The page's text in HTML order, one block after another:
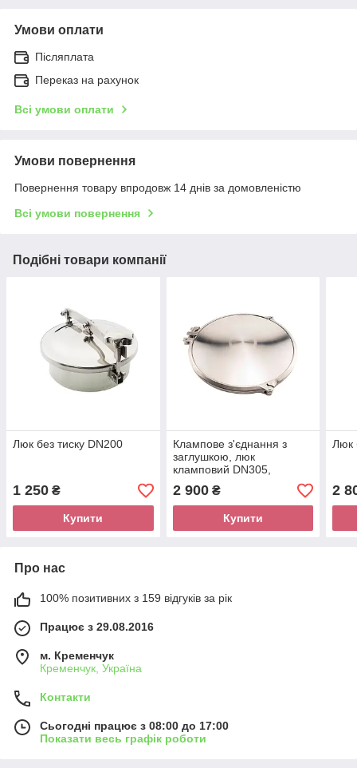
Умови оплати
Післяплата
Переказ на рахунок
Всі умови оплати
Умови повернення
Повернення товару впродовж 14 днів за домовленістю
Всі умови повернення
Подібні товари компанії
Люк без тиску DN200
1 250 ₴
Купити
Клампове з'єднання з
заглушкою, люк
кламповий DN305,
нержавіючий Aisi 304
2 900₴
Купити
Люк
2
Про нас
100% позитивних з 159 відгуків за рік
Працює з 29.08.2016
м. Кременчук
Кременчук, Україна
Контакти
Сьогодні працює з 08:00 до 17:00
Показати весь графік роботи